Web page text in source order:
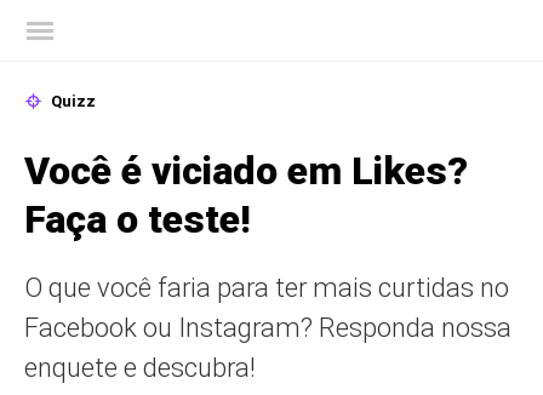
Quizz
Você é viciado em Likes?
Faça o teste!
O que você faria para ter mais curtidas no
Facebook ou Instagram? Responda nossa
enquete e descubra!